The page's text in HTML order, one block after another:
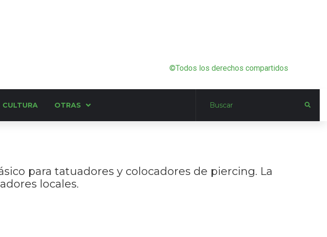
©Todos los derechos compartidos
CULTURA OTRAS
para tatuadores y colocadores de piercing. La
locales.